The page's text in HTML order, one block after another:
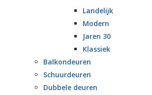
Landelijk
Modern
Jaren 30
Klassiek
Balkondeuren
Schuurdeuren
Dubbele deuren